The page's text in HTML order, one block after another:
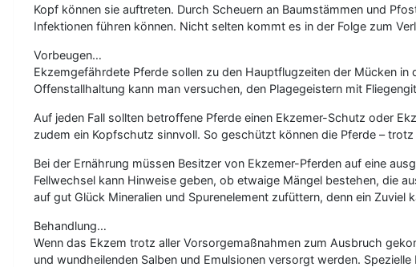
Kopf können sie auftreten. Durch Scheuern an Baumstämmen und
Infektionen führen können. Nicht selten kommt es in der Folge zum
Vorbeugen…
Ekzemgefährdete Pferde sollen zu den Hauptflugzeiten der Mücken
Offenstallhaltung kann man versuchen, den Plagegeistern mit
Auf jeden Fall sollten betroffene Pferde einen Ekzemer-Schutz oder
zudem ein Kopfschutz sinnvoll. So geschützt können die Pferde –
Bei der Ernährung müssen Besitzer von Ekzemer-Pferden auf eine
Fellwechsel kann Hinweise geben, ob etwaige Mängel bestehen, die
auf gut Glück Mineralien und Spurenelement zufüttern, denn ein
Behandlung…
Wenn das Ekzem trotz aller Vorsorgemaßnahmen zum Ausbruch
und wundheilenden Salben und Emulsionen versorgt werden.